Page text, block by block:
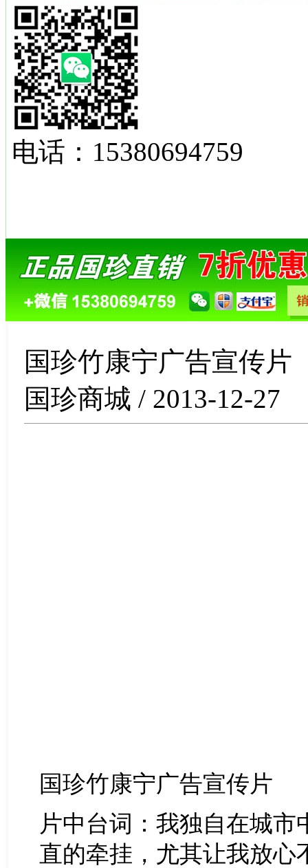
电话：15380694759
国珍竹康宁广告宣传片
国珍商城 / 2013-12-27
国珍竹康宁广告宣传片
片中台词：我独自在城
直的牵挂，尤其让我放心